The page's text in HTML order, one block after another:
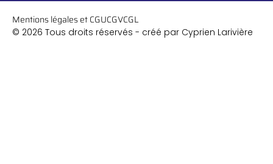
Mentions légales et CGUCGVCGL
© 2026 Tous droits réservés - créé par Cyprien Larivière